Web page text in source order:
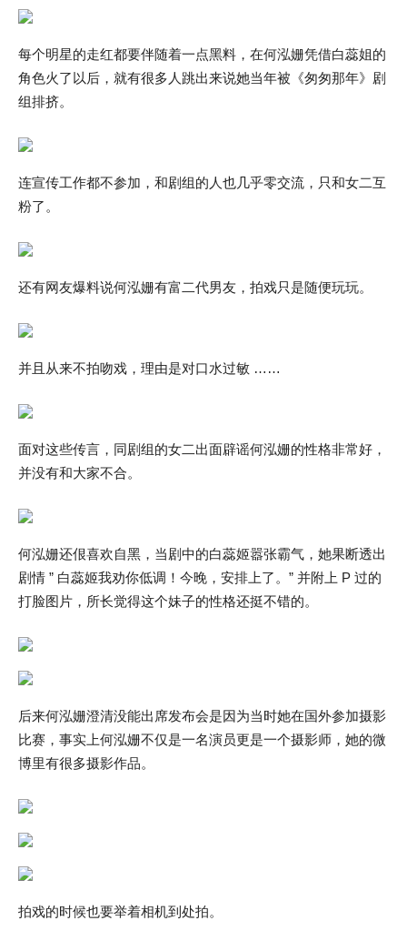
每个明星的走红都要伴随着一点黑料，在何泓姗凭借白蕊姐的
角色火了以后，就有很多人跳出来说她当年被《匆匆那年》剧
组排挤。
连宣传工作都不参加，和剧组的人也几乎零交流，只和女二互
粉了。
还有网友爆料说何泓姗有富二代男友，拍戏只是随便玩玩。
并且从来不拍吻戏，理由是对口水过敏 ……
面对这些传言，同剧组的女二出面辟谣何泓姗的性格非常好，
并没有和大家不合。
何泓姗还佷喜欢自黑，当剧中的白蕊姬嚣张霸气，她果断透出
剧情 ” 白蕊姬我劝你低调！今晚，安排上了。” 并附上 P 过的
打脸图片，所长觉得这个妹子的性格还挺不错的。
后来何泓姗澄清没能出席发布会是因为当时她在国外参加摄影
比赛，事实上何泓姗不仅是一名演员更是一个摄影师，她的微
博里有很多摄影作品。
拍戏的时候也要举着相机到处拍。